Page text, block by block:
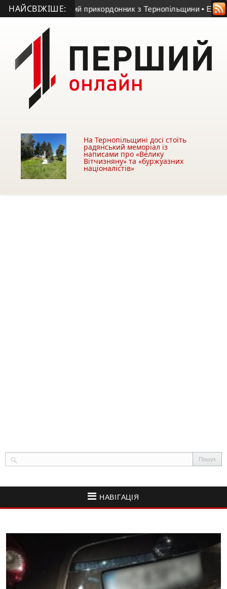
НАЙСВІЖІШЕ:
23-річний прикордонник з Тернопільщини •
На Тернопільщині досі стоїть
радянський меморіал із
написами про «Велику
Вітчизняну» та «буржуазних
націоналістів»
НАВІГАЦІЯ